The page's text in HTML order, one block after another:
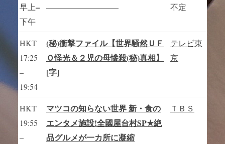
早上–
下午
————————— 不定
HKT
17:25
–
19:54
(秘)衝撃ファイル【世界騒然ＵＦ
Ｏ怪光＆２児の母慘殺(秘)真相】
[字]
テレビ東
京
HKT
19:55
–
マツコの知らない世界 新・食の
エンタメ施設!全國屋台村SP★絶
品グルメが一カ所に凝縮
ＴＢＳ